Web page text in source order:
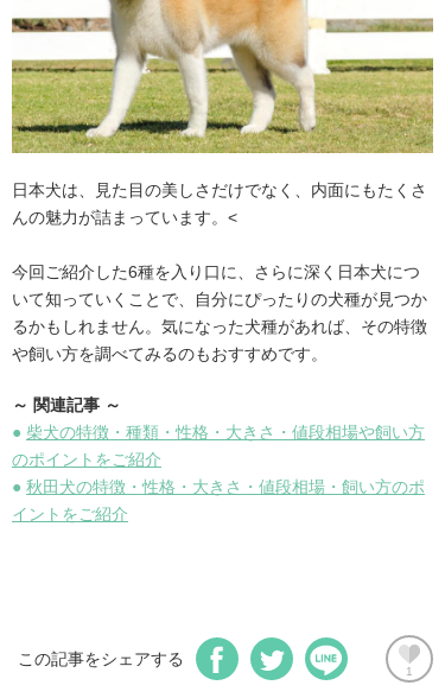
日本犬は、見た目の美しさだけでなく、内面にもたくさ
んの魅力が詰まっています。<
今回ご紹介した6種を入り口に、さらに深く日本犬につ
いて知っていくことで、自分にぴったりの犬種が見つか
るかもしれません。気になった犬種があれば、その特徴
や飼い方を調べてみるのもおすすめです。
～ 関連記事 ～
● 柴犬の特徴・種類・性格・大きさ・値段相場や飼い方
のポイントをご紹介
● 秋田犬の特徴・性格・大きさ・値段相場・飼い方のポ
イントをご紹介
この記事をシェアする
1